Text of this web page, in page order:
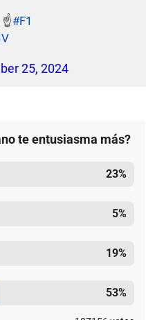
☝️#F1
25, 2024
te entusiasma más?
23%
5%
19%
53%